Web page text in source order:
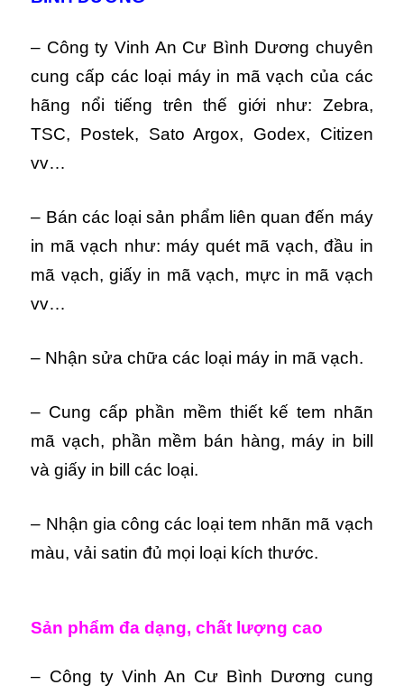
– Công ty Vinh An Cư Bình Dương chuyên
cung cấp các loại máy in mã vạch của các
hãng nổi tiếng trên thế giới như: Zebra,
TSC, Postek, Sato Argox, Godex, Citizen
vv…
– Bán các loại sản phẩm liên quan đến máy
in mã vạch như: máy quét mã vạch, đầu in
mã vạch, giấy in mã vạch, mực in mã vạch
vv…
– Nhận sửa chữa các loại máy in mã vạch.
– Cung cấp phần mềm thiết kế tem nhãn
mã vạch, phần mềm bán hàng, máy in bill
và giấy in bill các loại.
– Nhận gia công các loại tem nhãn mã vạch
màu, vải satin đủ mọi loại kích thước.
Sản phẩm đa dạng, chất lượng cao
– Công ty Vinh An Cư Bình Dương cung